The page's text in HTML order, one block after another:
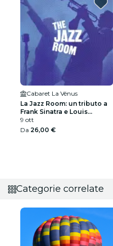
Cabaret La Vénus
La Jazz Room: un tributo a
Frank Sinatra e Louis
Armstrong
9 ott
Da 26,00 €
Categorie correlate